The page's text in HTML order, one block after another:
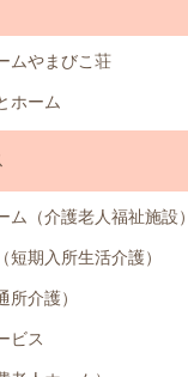
ムやまびこ荘
ホーム
ム（介護老人福祉施設）
短期入所生活介護）
所介護）
ビス